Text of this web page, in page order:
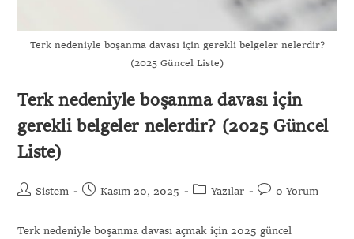
Terk nedeniyle boşanma davası için gerekli belgeler nelerdir?
(2025 Güncel Liste)
Terk nedeniyle boşanma davası için
gerekli belgeler nelerdir? (2025 Güncel
Liste)
Sistem Kasım 20, 2025 Yazılar 0 Yorum
Terk nedeniyle boşanma davası açmak için 2025 güncel